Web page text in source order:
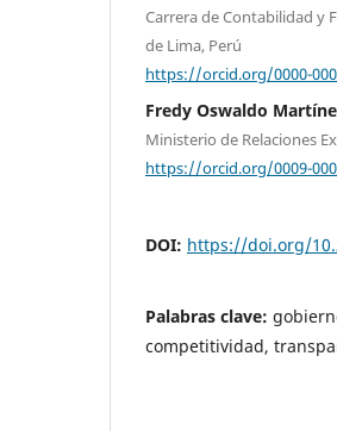
Carrera de Contabilidad y
de Lima, Perú
https://orcid.org/0000-
Fredy Oswaldo
Ministerio de Relaciones
https://orcid.org/0009-
DOI: https://doi.org/
Palabras clave:
competitividad,